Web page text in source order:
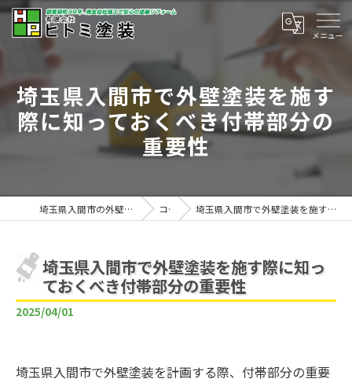
埼玉県入間市で外壁塗装を施す
際に知っておくべき付帯部分の
重要性
埼玉県入間市の外壁塗装は有限会社ヒトミ塗装 コラム 埼玉県入間市で外壁塗装を施す際に知っておくべき付帯部分の重要性
埼玉県入間市で外壁塗装を施す際に知っ
ておくべき付帯部分の重要性
2025/04/01
埼玉県入間市で外壁塗装を計画する際、付帯部分の重要